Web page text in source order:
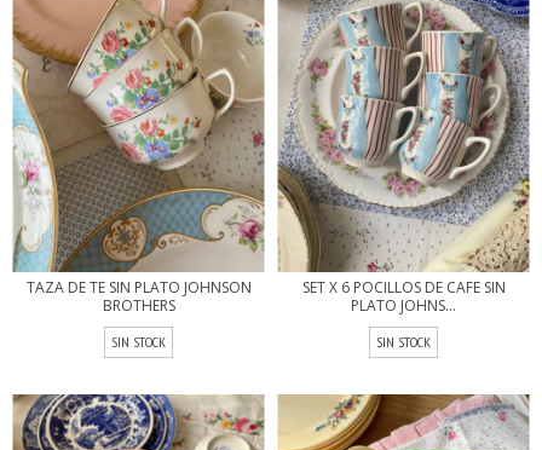
TAZA DE TE SIN PLATO JOHNSON
BROTHERS
SIN STOCK
SET X 6 POCILLOS DE CAFE SIN
PLATO JOHNS...
SIN STOCK